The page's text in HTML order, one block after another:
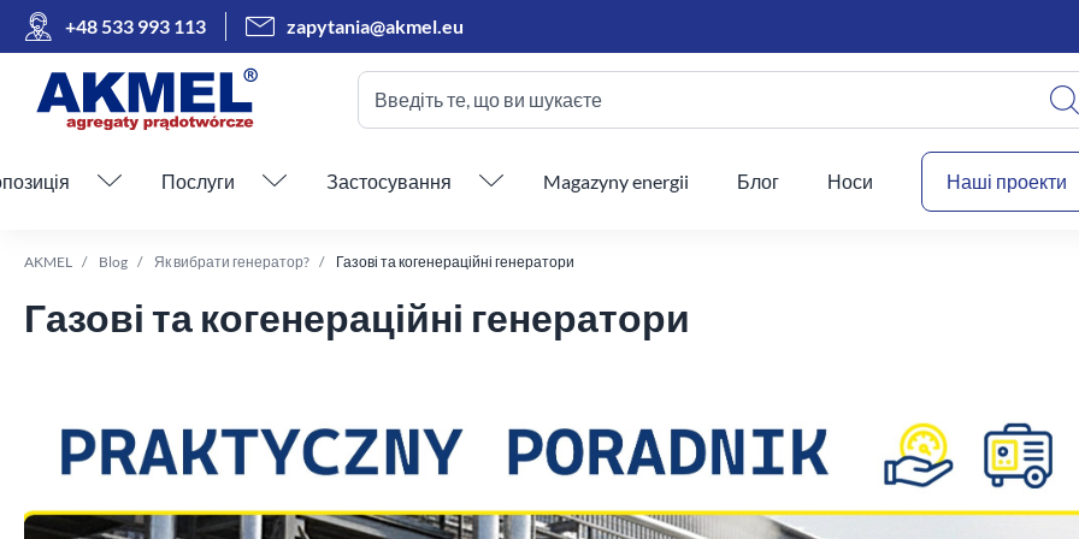
+48 533 993 113 zapytania@akmel.eu
Введіть те, що ви шукаєте
Пропустити меню
Послуги Застосування Magazyny energii Блог Носи Наші проекти
AKMEL Blog Як вибрати генератор? Газові та когенераційні генератори
Газові та когенераційні генератори